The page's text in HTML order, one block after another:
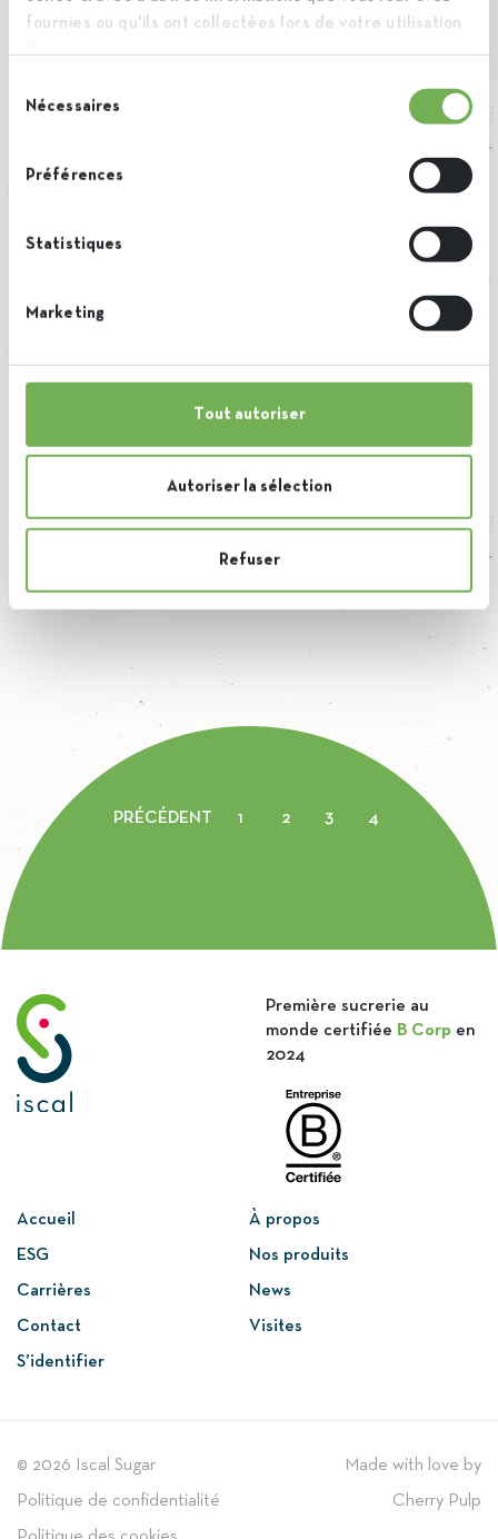
fournies ou qu'ils ont collectées lors de votre utilisation
duNécessaires
Préférences
Statistiques
Marketing
Tout autoriser
Autoriser la sélection
Refuser
Food heroes
Continuer la lecture +
PRÉCÉDENT 1 2 3 4
Accueil À propos
ESG Nos produits
Carrières News
Contact Visites
S’identifier
Première sucrerie au
monde certifiée B Corp en
2024
© 2026 Iscal Sugar
Politique de confidentialité
Made with love by
Cherry Pulp